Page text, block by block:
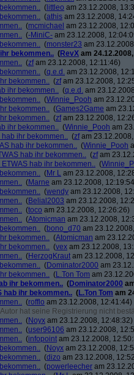
( littleo am 23.12.2008,
(athis am 23.12.2008,
(mcmichael am 23.12.2008,
(-MiniC- am 23.12.2008,
(monster23 am
bekommen.. (RevX am
(zfam 23.12.2008, 12:11:46)
(q.e.d. am 23.12.2008,
bekommen.. (zfam 23.12.2008,
ihr bekommen.. (q.e.d. am
(Winnie_Pooh am
bekommen.. (Games2Game am
bekommen.. (zfam 23.12.2008,
ihr bekommen.. (Winnie_Pooh am
ihr bekommen.. (zfam
hab ihr bekommen.. (Winnie_Pooh
hab ihr bekommen.. (zfam
hab ihr bekommen.. (
(Mr L am 23.12.2008,
(Marne am 23.12.2008,
(wendy am 23.12.2008,
(Belial2003 am 23.12.2008,
(toco am 23.12.2008, 12:26:26)
(Atomicman am 23.12.2008,
(bono_d70 am
bekommen.. (Atomicman am
bekommen.. (vex am 23.12.2008,
(HerzogKraut am 23.12.2008,
(Dominator2000 am
bekommen.. (L.Ton Tom am
ihr bekommen.. (Dominator2000
hab ihr bekommen.. (L.Ton Tom am
(rofflo am 23.12.2008, 12:41:44)
hat seine Registrierung nicht
(Noyx am 23.12.2008, 12:48:32)
(user96106 am 23.12.2008,
(infopoint am 23.12.2008,
(Noyx am 23.12.2008,
(dizo am 23.12.2008,
(powerleecher am